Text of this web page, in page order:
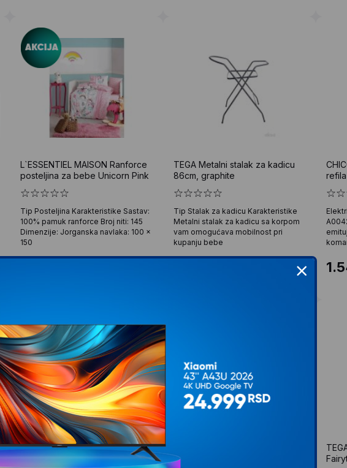
L`ESSENTIEL MAISON Ranforce
posteljina za bebe Unicorn Pink
Tip Posteljina Karakteristike Sastav:
100% pamuk ranforce Broj niti: 145
Dimenzije: Jorganska navlaka: 100 x
150
TEGA Metalni stalak za kadicu
86cm, graphite
Tip Stalak za kadicu Karakteristike
Metalni stalak za kadicu sa korpom
vam omogućava mobilnost pri
kupanju bebe
L`ESSENTIEL MAISON Posteljina
za bebe PH167
melange (23028)